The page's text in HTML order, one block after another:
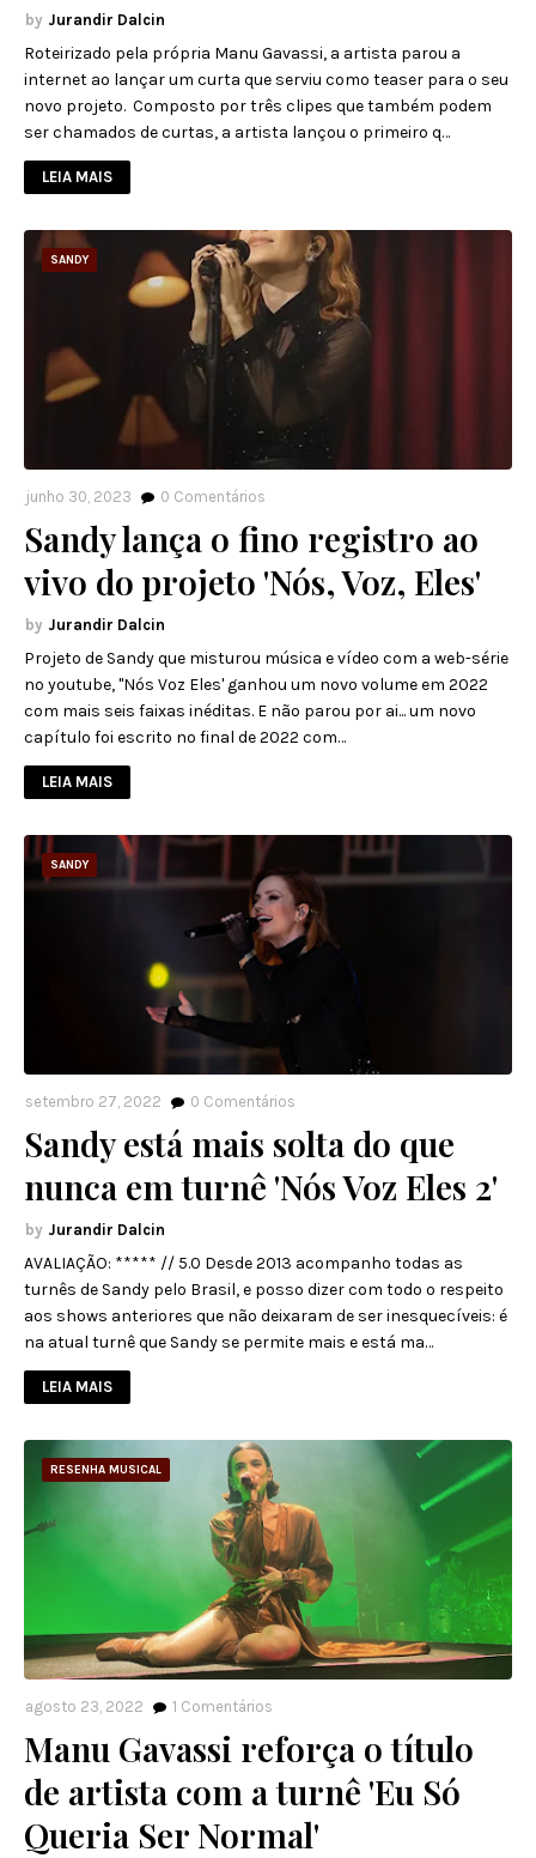
Jurandir Dalcin
Roteirizado pela própria Manu Gavassi, a artista parou a
internet ao lançar um curta que serviu como teaser para o seu
novo projeto. Composto por três clipes que também podem
ser chamados de curtas, a artista lançou o primeiro q…
LEIA MAIS
SANDY
junho 30, 2023 0 Comentários
Sandy lança o fino registro ao
vivo do projeto 'Nós, Voz, Eles'
Jurandir Dalcin
Projeto de Sandy que misturou música e vídeo com a web-série
no youtube, "Nós Voz Eles' ganhou um novo volume em 2022
com mais seis faixas inéditas. E não parou por ai... um novo
capítulo foi escrito no final de 2022 com…
LEIA MAIS
SANDY
setembro 27, 2022 0 Comentários
Sandy está mais solta do que
nunca em turnê 'Nós Voz Eles 2'
Jurandir Dalcin
AVALIAÇÃO: ***** // 5.0 Desde 2013 acompanho todas as
turnês de Sandy pelo Brasil, e posso dizer com todo o respeito
aos shows anteriores que não deixaram de ser inesquecíveis: é
na atual turnê que Sandy se permite mais e está ma…
LEIA MAIS
RESENHA MUSICAL
agosto 23, 2022 1 Comentários
Manu Gavassi reforça o título
de artista com a turnê 'Eu Só
Queria Ser Normal'